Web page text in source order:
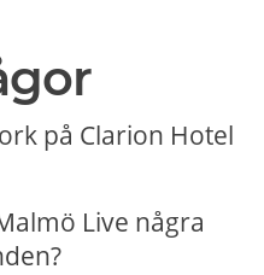
på Clarion Hotel
Live några